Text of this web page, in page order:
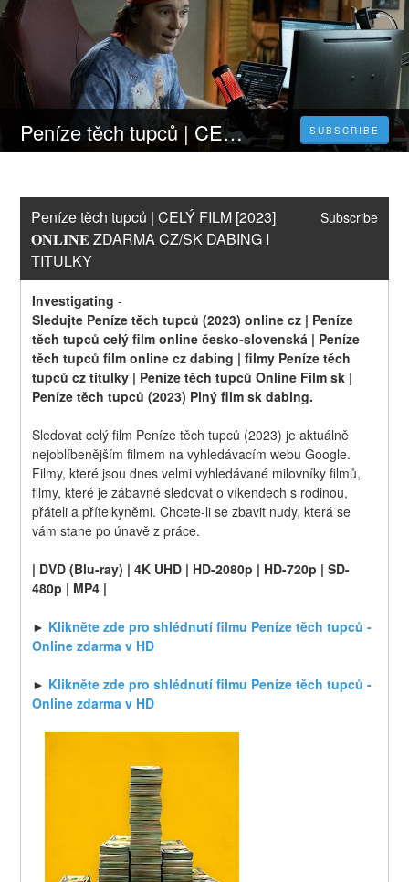
Peníze těch tupců | CELÝ FILM [2023] 𝐎𝐍𝐋𝐈𝐍𝐄 ZDARMA CZ/SK DABING I TITULKY SUBSCRIBE
Peníze těch tupců | CELÝ FILM [2023]
𝐎𝐍𝐋𝐈𝐍𝐄 ZDARMA CZ/SK DABING I
TITULKY
Subscribe
Investigating -
Sledujte Peníze těch tupců (2023) online cz | Peníze
těch tupců celý film online česko-slovenská | Peníze
těch tupců film online cz dabing | filmy Peníze těch
tupců cz titulky | Peníze těch tupců Online Film sk |
Peníze těch tupců (2023) Plný film sk dabing.
Sledovat celý film Peníze těch tupců (2023) je aktuálně
nejoblíbenějším filmem na vyhledávacím webu Google.
Filmy, které jsou dnes velmi vyhledávané milovníky filmů,
filmy, které je zábavné sledovat o víkendech s rodinou,
přáteli a přítelkyněmi. Chcete-li se zbavit nudy, která se
vám stane po únavě z práce.
| DVD (Blu-ray) | 4K UHD | HD-2080p | HD-720p | SD-
480p | MP4 |
► Klikněte zde pro shlédnutí filmu Peníze těch tupců -
Online zdarma v HD
► Klikněte zde pro shlédnutí filmu Peníze těch tupců -
Online zdarma v HD